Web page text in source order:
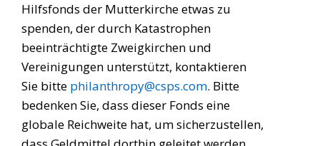
Hilfsfonds der Mutterkirche etwas zu
spenden, der durch Katastrophen
beeinträchtigte Zweigkirchen und
Vereinigungen unterstützt, kontaktieren
Sie bitte philanthropy@csps.com. Bitte
bedenken Sie, dass dieser Fonds eine
globale Reichweite hat, um sicherzustellen,